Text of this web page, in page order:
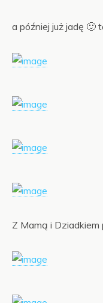
a później już jadę 🙂
Z Mamą i Dziadkiem